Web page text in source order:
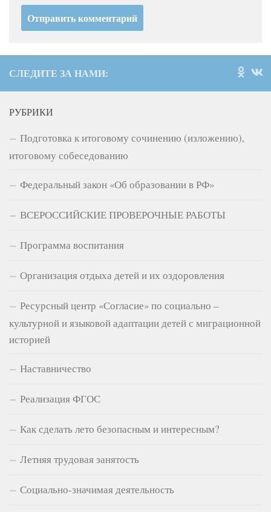
СЛЕДИТЕ ЗА НАМИ:
РУБРИКИ
Подготовка к итоговому сочинению (изложению),
итоговому собеседованию
Федеральный закон «Об образовании в РФ»
ВСЕРОССИЙСКИЕ ПРОВЕРОЧНЫЕ РАБОТЫ
Программа воспитания
Организация отдыха детей и их оздоровления
Ресурсный центр «Согласие» по социально –
культурной и языковой адаптации детей с миграционной
историей
Наставничество
Реализация ФГОС
Как сделать лето безопасным и интересным?
Летняя трудовая занятость
Социально-значимая деятельность